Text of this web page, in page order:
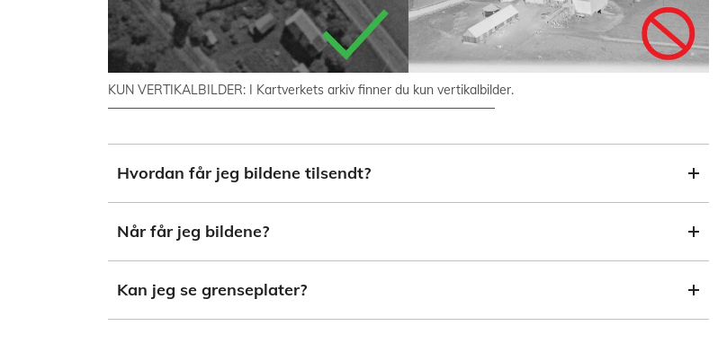
KUN VERTIKALBILDER: I Kartverkets arkiv finner du kun vertikalbilder.
Hvordan får jeg bildene tilsendt?
Når får jeg bildene?
Kan jeg se grenseplater?